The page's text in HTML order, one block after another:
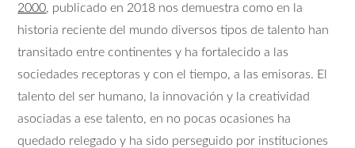
2000, publicado en 2018 nos demuestra como en la
historia reciente del mundo diversos tipos de talento han
transitado entre continentes y ha fortalecido a las
sociedades receptoras y con el tiempo, a las emisoras. El
talento del ser humano, la innovación y la creatividad
asociadas a ese talento, en no pocas ocasiones ha
quedado relegado y ha sido perseguido por instituciones